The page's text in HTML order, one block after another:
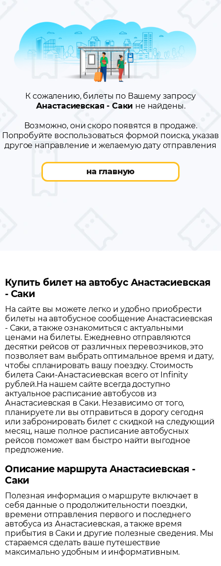
К сожалению, билеты по Вашему запросу
Анастасиевская - Саки не найдены.
Возможно, они скоро появятся в продаже.
Попробуйте воспользоваться формой поиска, указав
другое направление и желаемую дату отправления
на главную
Купить билет на автобус Анастасиевская
- Саки
На сайте вы можете легко и удобно приобрести
билеты на автобусное сообщениеАнастасиевская
- Саки, а также ознакомиться с актуальными
ценами на билеты. Ежедневно отправляются
десятки рейсов от различных перевозчиков, это
позволяет вам выбрать оптимальное время и дату,
чтобы спланировать вашу поездку. Стоимость
билета Саки-Анастасиевская всего от Infinity
рублей.На нашем сайте всегда доступно
актуальное расписание автобусов из
Анастасиевская в Саки. Независимо от того,
планируете ли вы отправиться в дорогу сегодня
или забронировать билет с скидкой на следующий
месяц, наше полное расписание автобусных
рейсов поможет вам быстро найти выгодное
предложение.
Описание маршрута Анастасиевская -
Саки
Полезная информация о маршруте включает в
себя данные о продолжительности поездки,
времени отправления первого и последнего
автобуса изАнастасиевская, а также время
прибытия в Саки и другие полезные сведения. Мы
стараемся сделать ваше путешествие
максимально удобным и информативным.